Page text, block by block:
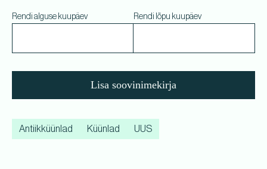
Rendi alguse kuupäev Rendi lõpu kuupäev
Lisa soovinimekirja
Antiikküünlad Küünlad UUS